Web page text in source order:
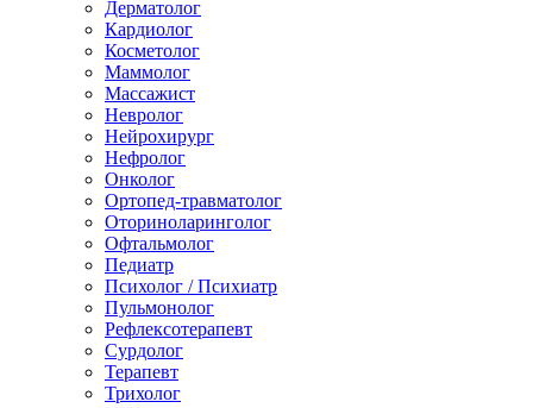
Дерматолог
Кардиолог
Косметолог
Маммолог
Массажист
Невролог
Нейрохирург
Нефролог
Онколог
Ортопед-травматолог
Оториноларинголог
Офтальмолог
Педиатр
Психолог / Психиатр
Пульмонолог
Рефлексотерапевт
Сурдолог
Терапевт
Трихолог